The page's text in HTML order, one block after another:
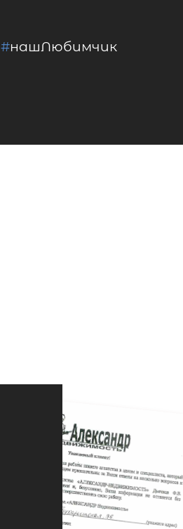
#нашЛюбимчик